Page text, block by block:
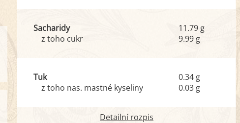
Sacharidy
z toho cukr
11.79 g
9.99 g
Tuk
z toho nas. mastné kyseliny
0.34 g
0.03 g
Detailní rozpis